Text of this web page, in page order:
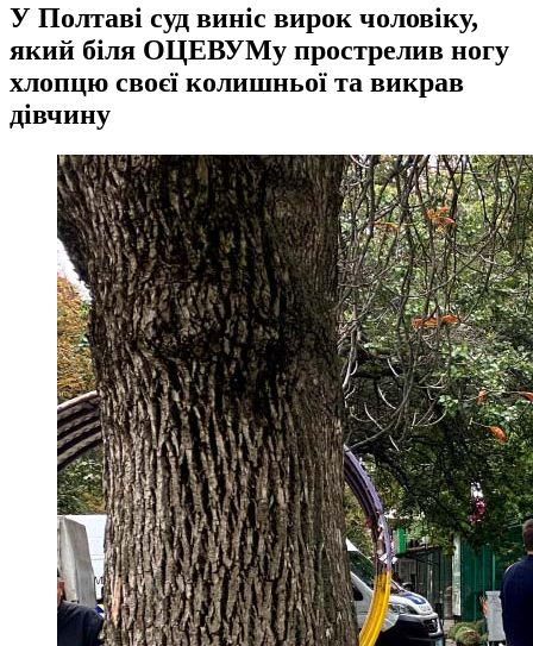
У Полтаві суд виніс вирок чоловіку,
який біля ОЦЕВУМу прострелив ногу
хлопцю своєї колишньої та викрав
дівчину